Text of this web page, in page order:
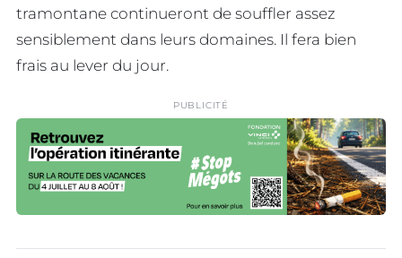
tramontane continueront de souffler assez
sensiblement dans leurs domaines. Il fera bien
frais au lever du jour.
PUBLICITÉ